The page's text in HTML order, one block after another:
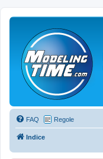
FAQ Regole
Indice